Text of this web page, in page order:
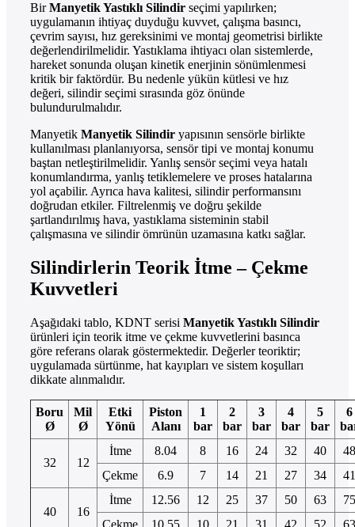
BirManyetik Yastıklı Silindir seçimi yapılırken;
uygulamanın ihtiyaç duyduğu kuvvet, çalışma basıncı,
çevrim sayısı, hız gereksinimi ve montaj geometrisi birlikte
değerlendirilmelidir. Yastıklama ihtiyacı olan sistemlerde,
hareket sonunda oluşan kinetik enerjinin sönümlenmesi
kritik bir faktördür. Bu nedenle yükün kütlesi ve hız
değeri, silindir seçimi sırasında göz önünde
bulundurulmalıdır.
Manyetik Manyetik Silindir yapısının sensörle birlikte
kullanılması planlanıyorsa, sensör tipi ve montaj konumu
baştan netleştirilmelidir. Yanlış sensör seçimi veya hatalı
konumlandırma, yanlış tetiklemelere ve proses hatalarına
yol açabilir. Ayrıca hava kalitesi, silindir performansını
doğrudan etkiler. Filtrelenmiş ve doğru şekilde
şartlandırılmış hava, yastıklama sisteminin stabil
çalışmasına ve silindir ömrünün uzamasına katkı sağlar.
Silindirlerin Teorik İtme – Çekme
Kuvvetleri
Aşağıdaki tablo, KDNT serisi Manyetik Yastıklı Silindir
ürünleri için teorik itme ve çekme kuvvetlerini basınca
göre referans olarak göstermektedir. Değerler teoriktir;
uygulamada sürtünme, hat kayıpları ve sistem koşulları
dikkate alınmalıdır.
Boru
Ø
Mil
Ø
Etki
Yönü
Piston
Alanı
1
bar
2
bar
3
bar
4
bar
5
bar
6
32 12
İtme 8.04 8 16 24 32 40
48
Çekme
6.9 7 14 21 27 34 41
40 16
İtme 12.56 12 25 37 50 63
75
Çekme
10.55 10 21 31 42 52 63